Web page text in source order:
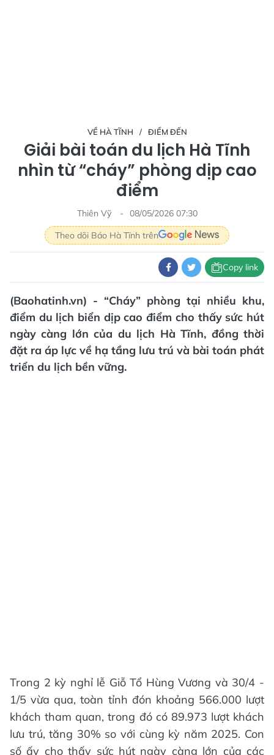
VỀ HÀ TĨNH ĐIỂM ĐẾN
Giải bài toán du lịch Hà Tĩnh
nhìn từ “cháy” phòng dịp cao
điểm
Thiên Vỹ
08/05/2026 07:30
Theo dõi Báo Hà Tĩnh trên
Copy link
(Baohatinh.vn) - “Cháy” phòng tại nhiều khu,
điểm du lịch biển dịp cao điểm cho thấy sức hút
ngày càng lớn của du lịch Hà Tĩnh, đồng thời
đặt ra áp lực về hạ tầng lưu trú và bài toán phát
triển du lịch bền vững.
Trong 2 kỳ nghỉ lễ Giỗ Tổ Hùng Vương và 30/4 -
1/5 vừa qua, toàn tỉnh đón khoảng 566.000 lượt
khách tham quan, trong đó có 89.973 lượt khách
lưu trú, tăng 30% so với cùng kỳ năm 2025. Con
số ấy cho thấy sức hút ngày càng lớn của các